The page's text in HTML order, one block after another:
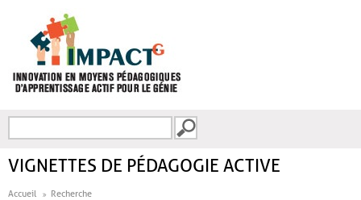
FORMULAIRE DE
VIGNETTES DE PÉDAGOGIE ACTIVE
Accueil Recherche